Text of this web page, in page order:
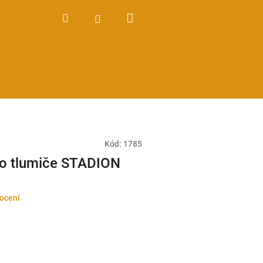
Hledat Přihlášení
Kód: 1785
tlumiče STADION